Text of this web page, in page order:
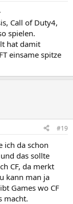
Call of Duty4,
spielen.
hat damit
einsame spitze
#19
ich da schon
das sollte
CF, da merkt
kann man ja
Games wo CF
macht.